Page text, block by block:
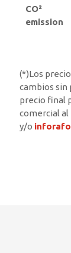
CO²
emission
(*)Los
cambios sin
precio final
comercial al
y/o